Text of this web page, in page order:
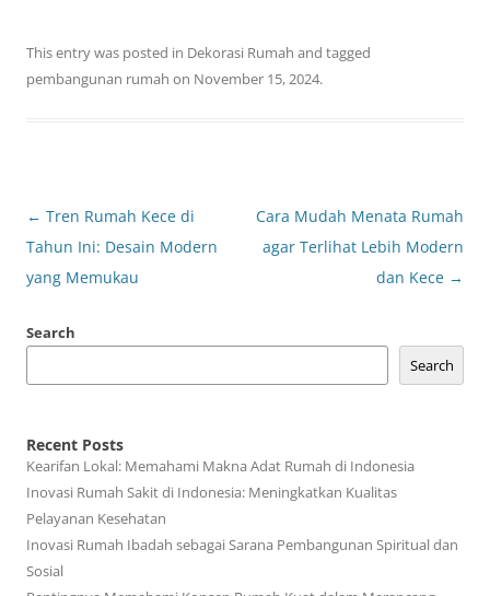
This entry was posted in Dekorasi Rumah and tagged
pembangunan rumah on November 15, 2024.
Post
navigation
← Tren Rumah Kece di
Tahun Ini: Desain Modern
yang Memukau
Cara Mudah Menata Rumah
agar Terlihat Lebih Modern
dan Kece →
Search
Search
Recent Posts
Kearifan Lokal: Memahami Makna Adat Rumah di Indonesia
Inovasi Rumah Sakit di Indonesia: Meningkatkan Kualitas
Pelayanan Kesehatan
Inovasi Rumah Ibadah sebagai Sarana Pembangunan Spiritual dan
Sosial